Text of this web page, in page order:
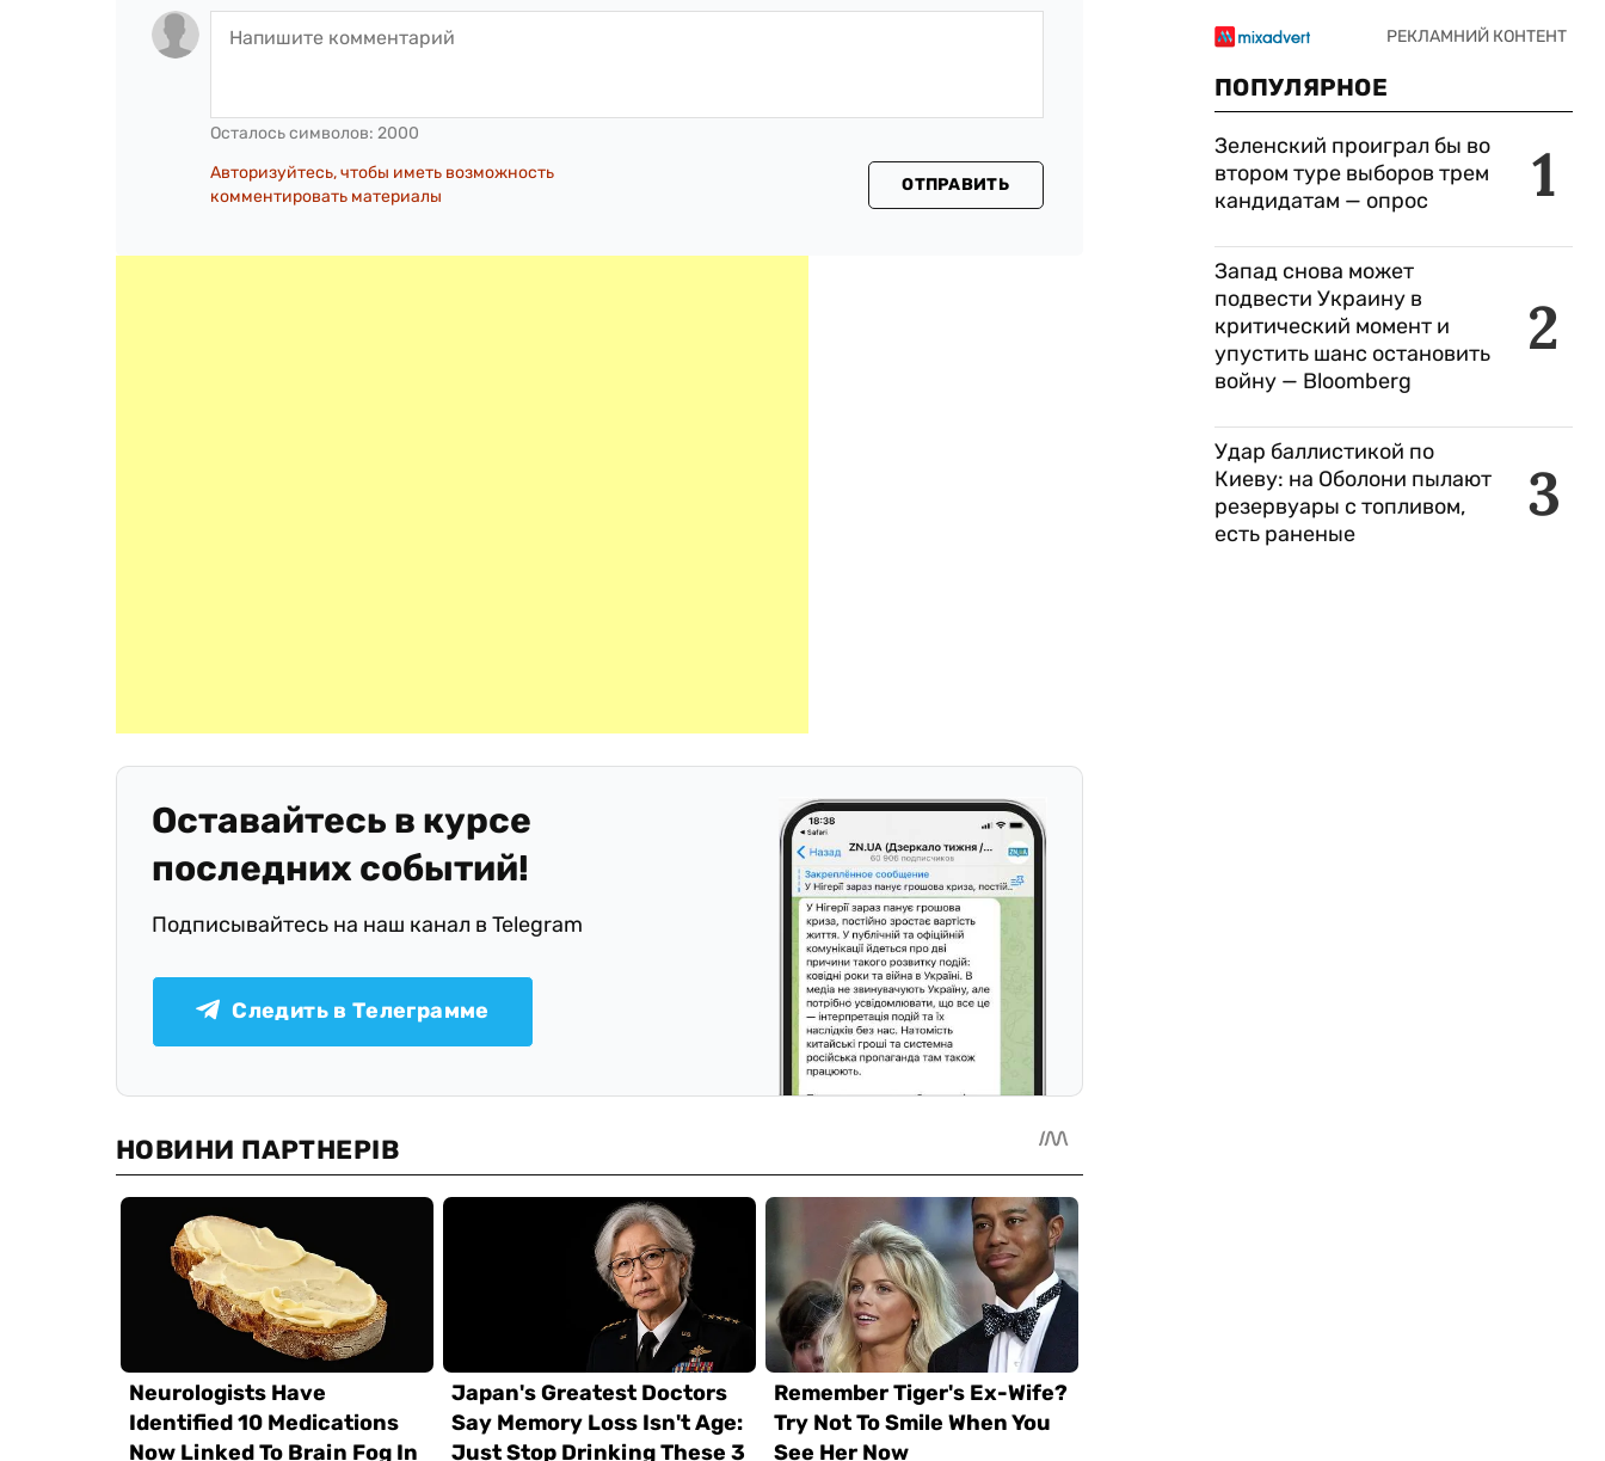
Осталось символов: 2000
Авторизуйтесь, чтобы иметь возможность
комментировать материалы
ОТПРАВИТЬ
Оставайтесь в курсе
последних событий!
Подписывайтесь на наш канал в Telegram
Следить в Телеграмме
ПОПУЛЯРНОЕ
1
Зеленский проиграл бы во
втором туре выборов трем
кандидатам — опрос
2
Запад снова может
подвести Украину в
критический момент и
упустить шанс остановить
войну — Bloomberg
3
Удар баллистикой по
Киеву: на Оболони пылают
резервуары с топливом,
есть раненые